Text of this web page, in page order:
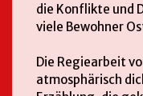
die Konflikte und
viele Bewohner
Die Regiearbeit
atmosphärisch